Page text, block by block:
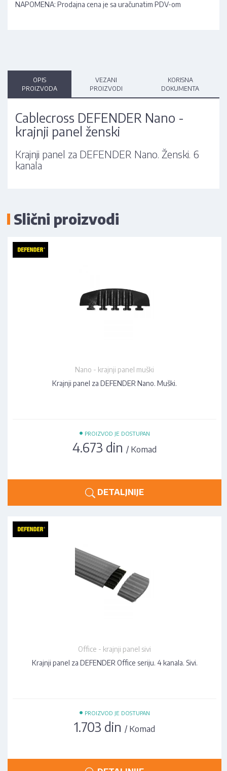
NAPOMENA: Prodajna cena je sa uračunatim PDV-om
OPIS
PROIZVODA
VEZANI
PROIZVODI
KORISNA
DOKUMENTA
Cablecross DEFENDER Nano -
krajnji panel ženski
Krajnji panel za DEFENDER Nano. Ženski. 6
kanala
Slični proizvodi
Nano - krajnji panel muški
Krajnji panel za DEFENDER Nano. Muški.
• PROIZVOD JE DOSTUPAN
4.673 din / Komad
DETALJNIJE
Office - krajnji panel sivi
Krajnji panel za DEFENDER Office seriju. 4 kanala. Sivi.
• PROIZVOD JE DOSTUPAN
1.703 din/ Komad